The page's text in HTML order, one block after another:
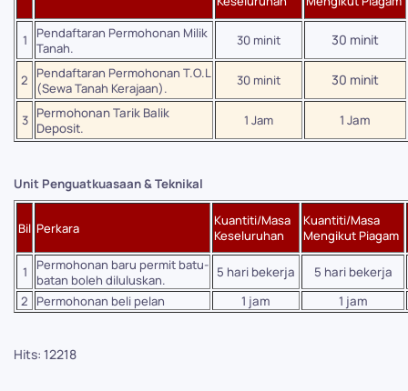
1
Pendaftaran Permohonan Milik
Tanah.
30 minit 30 minit
2
Pendaftaran Permohonan T.O.L
(Sewa Tanah Kerajaan).
30 minit 30 minit
3 Permohonan Tarik Balik
Deposit.
1 Jam 1 Jam
Unit Penguatkuasaan & Teknikal
Bil Perkara
Kuantiti/Masa
Keseluruhan
Kuantiti/Masa
Mengikut Piagam
1
Permohonan baru permit batu-
batan boleh diluluskan.
5 hari bekerja
5 hari bekerja
2
Permohonan beli pelan 1 jam 1 jam
Hits: 12218